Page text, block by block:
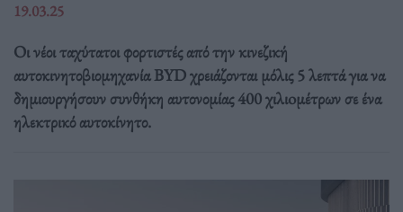
19.03.25
Οι νέοι ταχύτατοι φορτιστές από την κινεζική
αυτοκινητοβιομηχανία BYD χρειάζονται μόλις 5 λεπτά για να
δημιουργήσουν συνθήκη αυτονομίας 400 χιλιoμέτρων σε ένα
ηλεκτρικό αυτοκίνητο.